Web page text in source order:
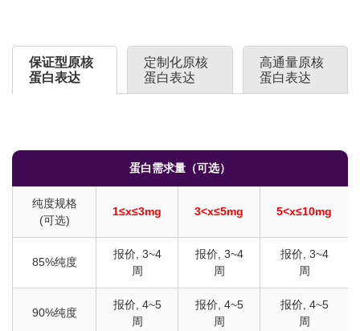
保证型原核
蛋白表达
定制化原核
蛋白表达
高通量原核
蛋白表达
蛋白需求量（可选）
纯度规格
(可选)
1≤x≤3mg 3<x≤5mg 5<x≤10mg
85%纯度
报价, 3~4
周
报价, 3~4
周
报价, 3~4
周
90%纯度
报价, 4~5
周
报价, 4~5
周
报价, 4~5
周